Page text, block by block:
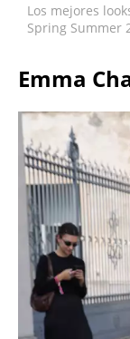
Los mejores
Spring Summer
Emma